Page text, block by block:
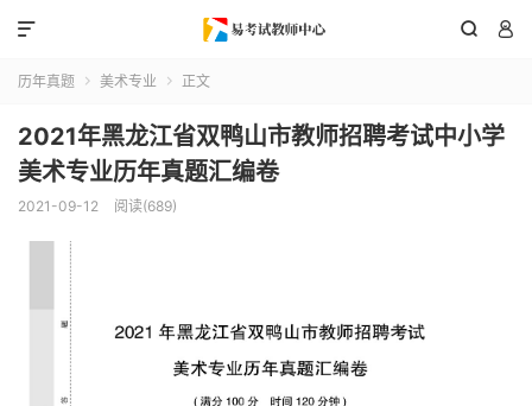
 

历年真题  美术专业  正文
2021年黑龙江省双鸭山市教师招聘考试中小学
美术专业历年真题汇编卷
2021-09-12 阅读(689)